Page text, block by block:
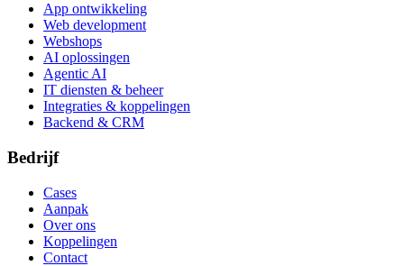
App ontwikkeling
Web development
Webshops
AI oplossingen
Agentic AI
IT diensten & beheer
Integraties & koppelingen
Backend & CRM
Bedrijf
Cases
Aanpak
Over ons
Koppelingen
Contact